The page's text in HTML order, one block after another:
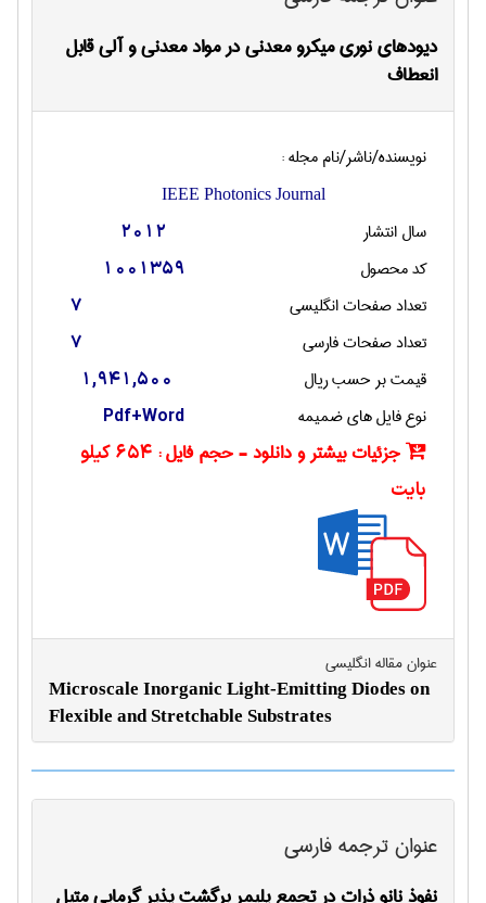
دیودهای نوری میکرو معدنی در مواد معدنی و آلی قابل
انعطاف
نویسنده/ناشر/نام مجله :
IEEE Photonics Journal
سال انتشار 2012
کد محصول 1001359
تعداد صفحات انگليسی 7
تعداد صفحات فارسی 7
قیمت بر حسب ریال 1,941,500
نوع فایل های ضمیمه Pdf+Word
جزئیات بیشتر و دانلود - حجم فایل :
654 کیلو
بایت
عنوان مقاله انگليسی
Microscale Inorganic Light-Emitting Diodes on
Flexible and Stretchable Substrates
عنوان ترجمه فارسی